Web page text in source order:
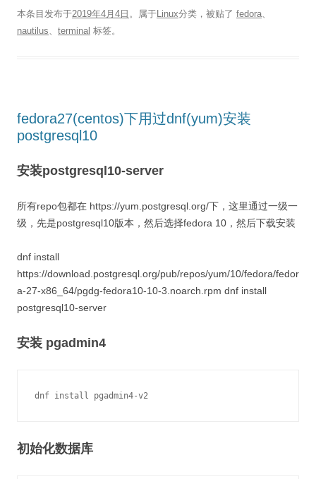
本条目发布于2019年4月4日 。属于Linux分类，被贴了 fedora
nautilus
terminal 标签。
fedora27(centos)下用过dnf(yum)安装
postgresql10
安装postgresql10-server
所有repo包都在 https://yum.postgresql.org/下，这里通过一级一
级，先是postgresql10版本，然后选择fedora 10，然后下载安装
dnf install
https://download.postgresql.org/pub/repos/yum/10/fedora/fedor
a-27-x86_64/pgdg-fedora10-10-3.noarch.rpm dnf install
postgresql10-server
安装 pgadmin4
初始化数据库